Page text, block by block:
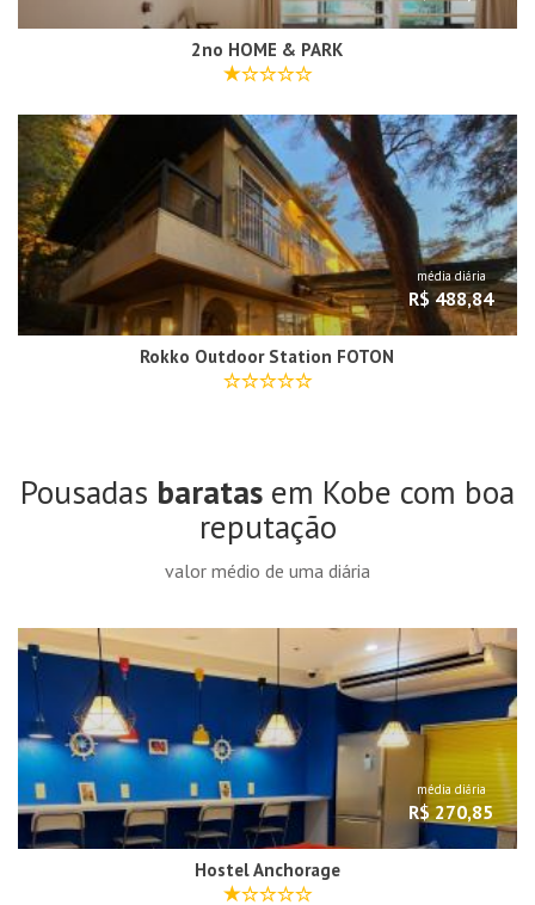
2no HOME & PARK
média diária
R$ 488,84
Rokko Outdoor Station FOTON
Pousadas baratas em Kobe com boa
reputação
valor médio de uma diária
média diária
R$ 270,85
Hostel Anchorage